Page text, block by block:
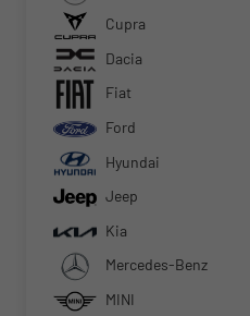
Cupra
Dacia
Fiat
Ford
Hyundai
Jeep
Kia
Mercedes-Benz
MINI